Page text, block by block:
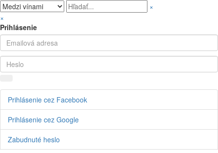
×
×
Prihlásenie
Prihlásenie cez Facebook
Prihlásenie cez Google
Zabudnuté heslo